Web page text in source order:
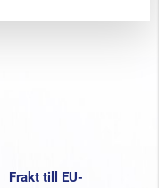
Frakt till EU-